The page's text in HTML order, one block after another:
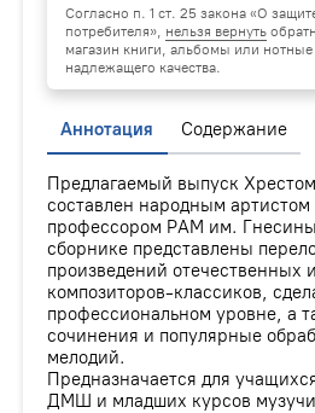
Согласно п. 1 ст. 25 закона «О
потребителя», нельзя вернуть
магазин книги, альбомы или нотные
надлежащего качества.
Аннотация Содержание
Предлагаемый выпуск
составлен народным артистом
профессором РАМ им.
сборнике представлены
произведений отечественных
композиторов-классиков,
профессиональном уровне, а
сочинения и популярные
мелодий.
Предназначается для
ДМШ и младших курсов